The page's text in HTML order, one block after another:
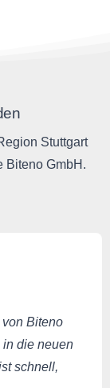
Stuttgart
Biteno GmbH.
von Biteno
in die neuen
schnell,